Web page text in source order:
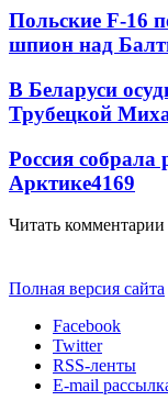
Польские F-16
шпион над
В Беларуси
Трубецкой
Россия
Арктике4169
Читать комментарии
Полная версия сайта
Facebook
Twitter
RSS-ленты
E-mail